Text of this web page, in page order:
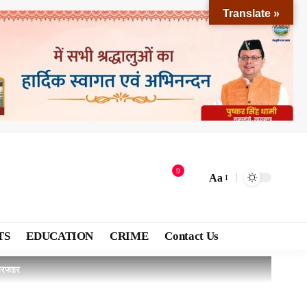
9
Aa
EDUCATION CRIME Contact Us
Translate »